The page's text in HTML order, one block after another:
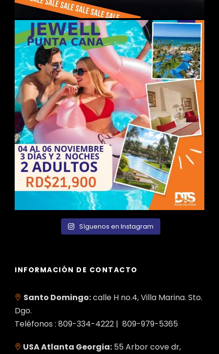
Síguenos en Instagram
INFORMACIÓN DE CONTACTO
Santo Domingo:calle H no.4, Villa Marina. Sto.
Dgo.
Teléfonos : 809-334-4222 | 809-979-5365
USA Atlanta Georgia: 55 Arbor cove dr,